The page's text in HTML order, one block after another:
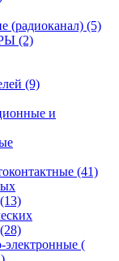
(радиоканал) (5)
(2)
(9)
и
(41)
(13)
(28)
электронные (